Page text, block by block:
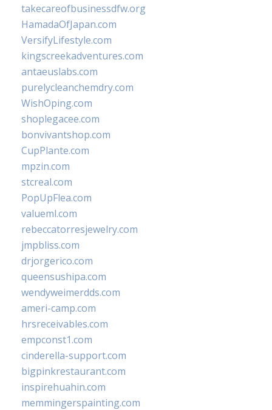
takecareofbusinessdfw.org
HamadaOfJapan.com
VersifyLifestyle.com
kingscreekadventures.com
antaeuslabs.com
purelycleanchemdry.com
WishOping.com
shoplegacee.com
bonvivantshop.com
CupPlante.com
mpzin.com
stcreal.com
PopUpFlea.com
valueml.com
rebeccatorresjewelry.com
jmpbliss.com
drjorgerico.com
queensushipa.com
wendyweimerdds.com
ameri-camp.com
hrsreceivables.com
empconst1.com
cinderella-support.com
bigpinkrestaurant.com
inspirehuahin.com
memmingerspainting.com